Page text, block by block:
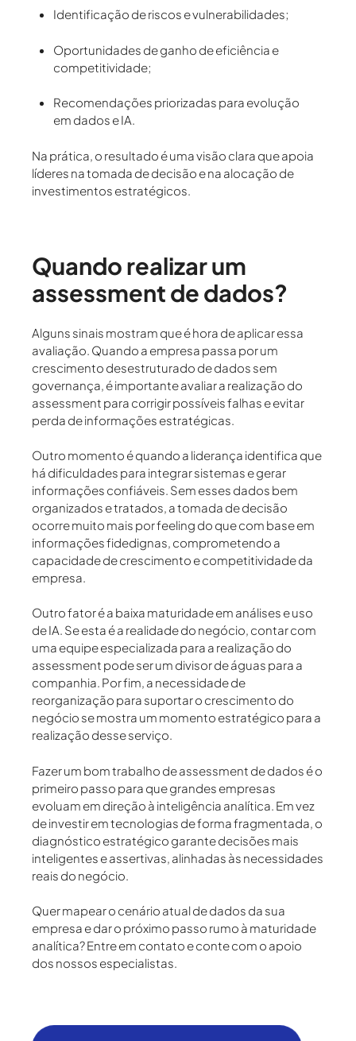
Identificação de riscos e vulnerabilidades;
Oportunidades de ganho de eficiência e
competitividade;
Recomendações priorizadas para evolução
em dados e IA.
Na prática, o resultado é uma visão clara que apoia
líderes na tomada de decisão e na alocação de
investimentos estratégicos.
Quando realizar um
assessment de dados?
Alguns sinais mostram que é hora de aplicar essa
avaliação. Quando a empresa passa por um
crescimento desestruturado de dados sem
governança, é importante avaliar a realização do
assessment para corrigir possíveis falhas e evitar
perda de informações estratégicas.
Outro momento é quando a liderança identifica que
há dificuldades para integrar sistemas e gerar
informações confiáveis. Sem esses dados bem
organizados e tratados, a tomada de decisão
ocorre muito mais por feeling do que com base em
informações fidedignas, comprometendo a
capacidade de crescimento e competitividade da
empresa.
Outro fator é a baixa maturidade em análises e uso
de IA. Se esta é a realidade do negócio, contar com
uma equipe especializada para a realização do
assessment pode ser um divisor de águas para a
companhia. Por fim, a necessidade de
reorganização para suportar o crescimento do
negócio se mostra um momento estratégico para a
realização desse serviço.
Fazer um bom trabalho de assessment de dados é o
primeiro passo para que grandes empresas
evoluam em direção à inteligência analítica. Em vez
de investir em tecnologias de forma fragmentada, o
diagnóstico estratégico garante decisões mais
inteligentes e assertivas, alinhadas às necessidades
reais do negócio.
Quer mapear o cenário atual de dados da sua
empresa e dar o próximo passo rumo à maturidade
analítica? Entre em contato e conte com o apoio
dos nossos especialistas.